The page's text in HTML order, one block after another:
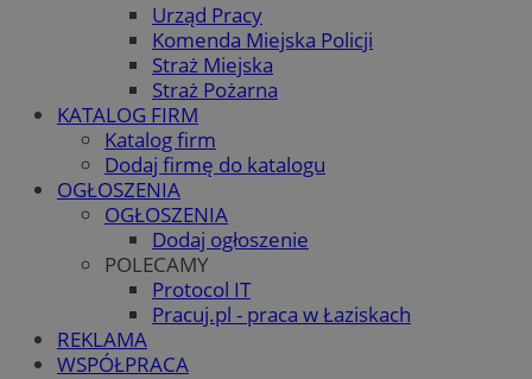
Urząd Pracy
Komenda Miejska Policji
Straż Miejska
Straż Pożarna
KATALOG FIRM
Katalog firm
Dodaj firmę do katalogu
OGŁOSZENIA
OGŁOSZENIA
Dodaj ogłoszenie
POLECAMY
Protocol IT
Pracuj.pl - praca w Łaziskach
REKLAMA
WSPÓŁPRACA